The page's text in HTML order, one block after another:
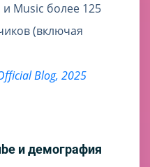
Music более 125
(включая
Blog, 2025
и демография